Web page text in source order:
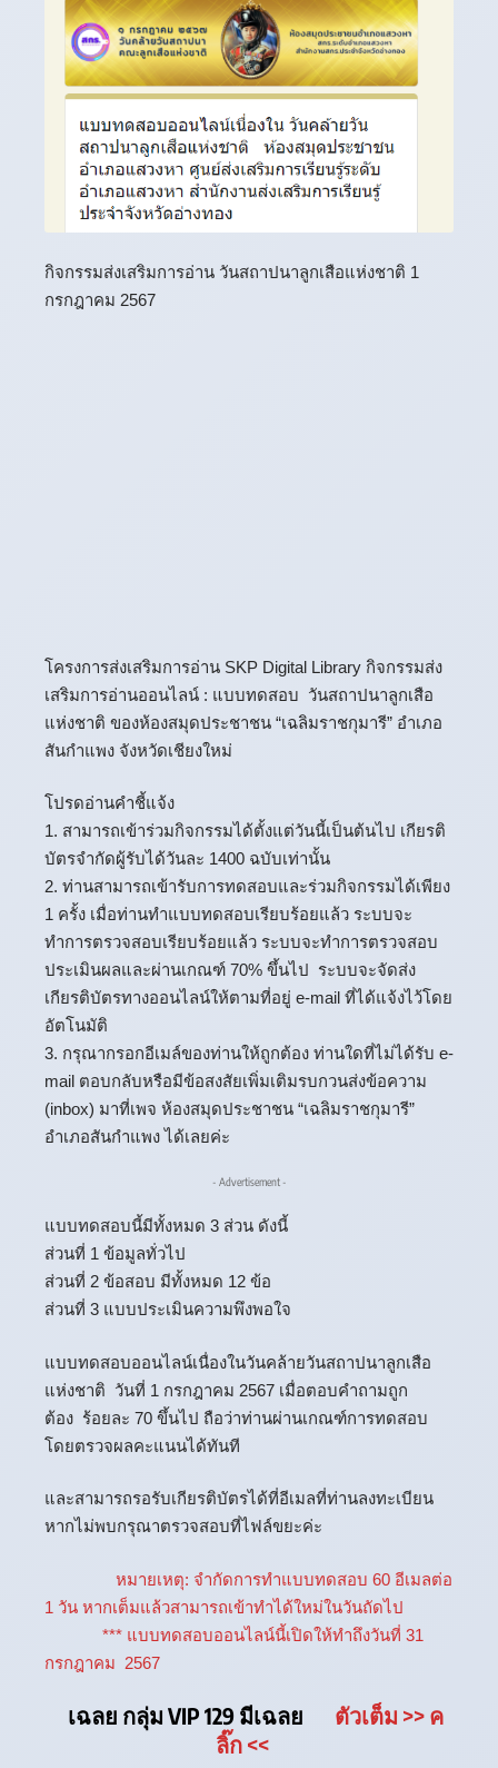
กิจกรรมส่งเสริมการอ่าน วันสถาปนาลูกเสือแห่งชาติ 1
กรกฎาคม 2567
โครงการส่งเสริมการอ่าน SKP Digital Library กิจกรรมส่ง
เสริมการอ่านออนไลน์ : แบบทดสอบ วันสถาปนาลูกเสือ
แห่งชาติ ของห้องสมุดประชาชน “เฉลิมราชกุมารี” อำเภอ
สันกำแพง จังหวัดเชียงใหม่
โปรดอ่านคำชี้แจ้ง
1. สามารถเข้าร่วมกิจกรรมได้ตั้งแต่วันนี้เป็นต้นไป เกียรติ
บัตรจำกัดผู้รับได้วันละ 1400 ฉบับเท่านั้น
2. ท่านสามารถเข้ารับการทดสอบและร่วมกิจกรรมได้เพียง
1 ครั้ง เมื่อท่านทำแบบทดสอบเรียบร้อยแล้ว ระบบจะ
ทำการตรวจสอบเรียบร้อยแล้ว ระบบจะทำการตรวจสอบ
ประเมินผลและผ่านเกณฑ์ 70% ขึ้นไป ระบบจะจัดส่ง
เกียรติบัตรทางออนไลน์ให้ตามที่อยู่ e-mail ที่ได้แจ้งไว้โดย
อัตโนมัติ
3. กรุณากรอกอีเมล์ของท่านให้ถูกต้อง ท่านใดที่ไม่ได้รับ e-
mail ตอบกลับหรือมีข้อสงสัยเพิ่มเติมรบกวนส่งข้อความ
(inbox) มาที่เพจ ห้องสมุดประชาชน “เฉลิมราชกุมารี”
อำเภอสันกำแพง ได้เลยค่ะ
- Advertisement -
แบบทดสอบนี้มีทั้งหมด 3 ส่วน ดังนี้
ส่วนที่ 1 ข้อมูลทั่วไป
ส่วนที่ 2 ข้อสอบ มีทั้งหมด 12 ข้อ
ส่วนที่ 3 แบบประเมินความพึงพอใจ
แบบทดสอบออนไลน์เนื่องในวันคล้ายวันสถาปนาลูกเสือ
แห่งชาติ วันที่ 1 กรกฎาคม 2567 เมื่อตอบคำถามถูก
ต้อง ร้อยละ 70 ขึ้นไป ถือว่าท่านผ่านเกณฑ์การทดสอบ
โดยตรวจผลคะแนนได้ทันที
และสามารถรอรับเกียรติบัตรได้ที่อีเมลที่ท่านลงทะเบียน
หากไม่พบกรุณาตรวจสอบที่ไฟล์ขยะค่ะ
หมายเหตุ: จำกัดการทำแบบทดสอบ 60 อีเมลต่อ
1 วัน หากเต็มแล้วสามารถเข้าทำได้ใหม่ในวันถัดไป
*** แบบทดสอบออนไลน์นี้เปิดให้ทำถึงวันที่ 31
กรกฎาคม 2567
เฉลย กลุ่ม VIP 129 มีเฉลย ตัวเต็ม >> ค
ลิ๊ก <<